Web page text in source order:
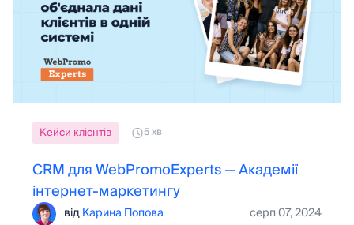
Кейси клієнтів 5 хв
CRM для WebPromoExperts — Академії
інтернет-маркетингу
відКарина Попова серп 07, 2024